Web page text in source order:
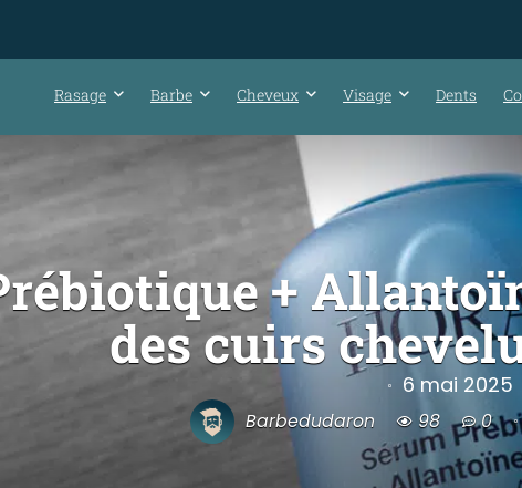
Rasage Barbe Cheveux Visage Dents
+
des cuirs
6 mai 2025
Barbedudaron 98 0